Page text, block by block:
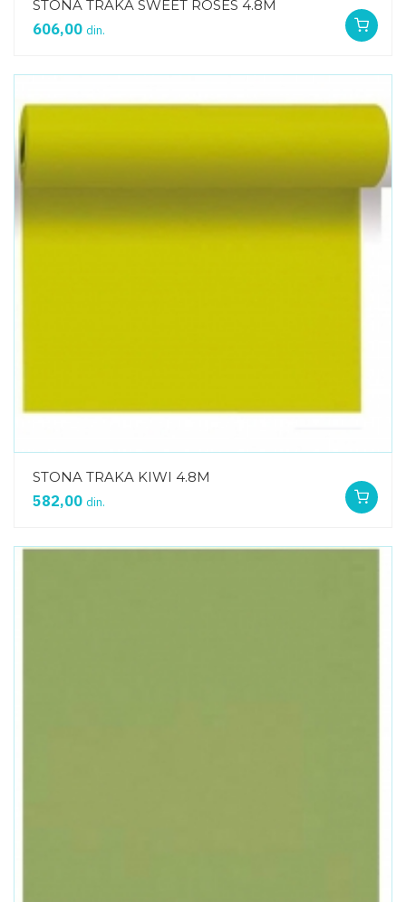
STONA TRAKA SWEET ROSES 4.8M
606,00 din.
STONA TRAKA KIWI 4.8M
582,00 din.